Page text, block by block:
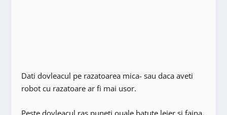
Dati dovleacul pe razatoarea mica- sau daca aveti
robot cu razatoare ar fi mai usor.
Peste dovleacul ras puneti ouale batute lejer si faina.